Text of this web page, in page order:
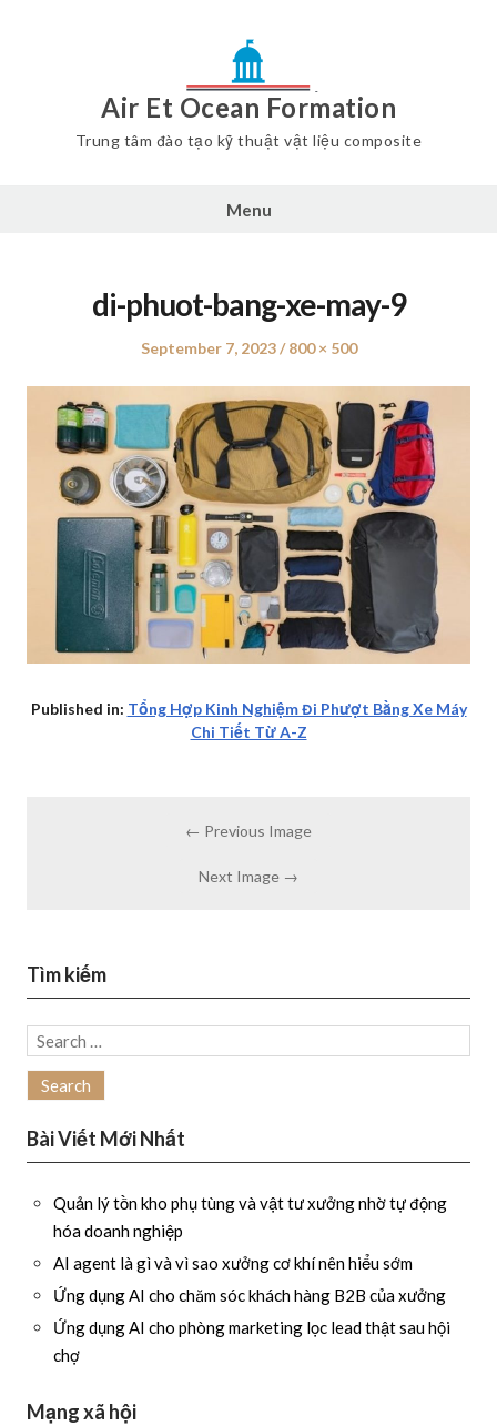
Air Et Ocean Formation
Trung tâm đào tạo kỹ thuật vật liệu composite
Menu
di-phuot-bang-xe-may-9
Posted
September 7, 2023
Full
800 × 500
Published in: Tổng Hợp Kinh Nghiệm Đi Phượt Bằng Xe Máy
Chi Tiết Từ A-Z
← Previous Image
Next Image →
Tìm kiếm
Search
for:
Bài Viết Mới Nhất
Quản lý tồn kho phụ tùng và vật tư xưởng nhờ tự động
hóa doanh nghiệp
AI agent là gì và vì sao xưởng cơ khí nên hiểu sớm
Ứng dụng AI cho chăm sóc khách hàng B2B của xưởng
Ứng dụng AI cho phòng marketing lọc lead thật sau hội
chợ
Mạng xã hội